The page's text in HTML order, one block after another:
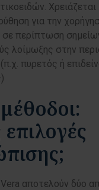
Χρειάζεται
για την
σε περίπτωση
λοίμωξης στην
πυρετός ή
αποτελούν δύο